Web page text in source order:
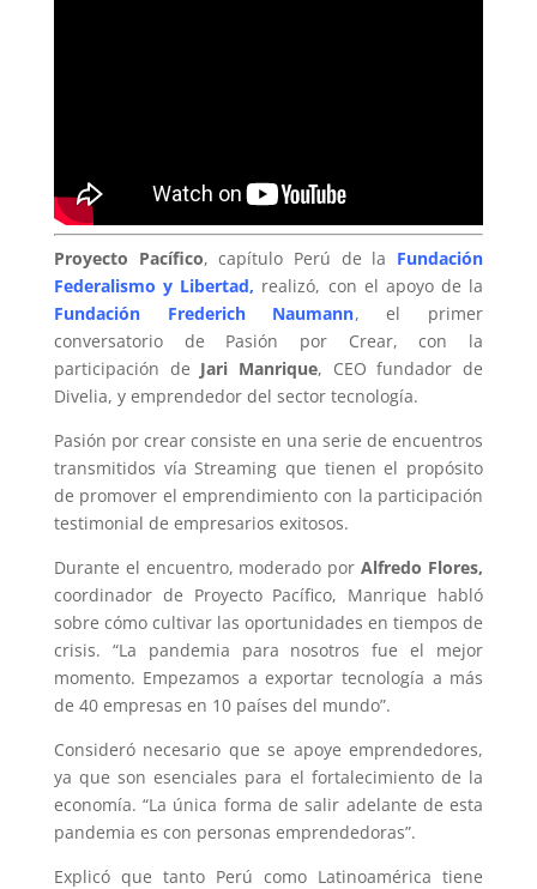
Proyecto Pacífico, capítulo Perú de la Fundación
Federalismo y Libertad, realizó, con el apoyo de la
Fundación Frederich Naumann,
el primer
conversatorio de Pasión por Crear, con la
participación de Jari Manrique, CEO fundador de
Divelia, y emprendedor del sector tecnología.
Pasión por crear consiste en una serie de encuentros
transmitidos vía Streaming que tienen el propósito
de promover el emprendimiento con la participación
testimonial de empresarios exitosos.
Durante el encuentro, moderado porAlfredo Flores,
coordinador de Proyecto Pacífico, Manrique habló
sobre cómo cultivar las oportunidades en tiempos de
crisis. “La pandemia para nosotros fue el mejor
momento. Empezamos a exportar tecnología a más
de 40 empresas en 10 países del mundo”.
Consideró necesario que se apoye emprendedores,
ya que son esenciales para el fortalecimiento de la
economía. “La única forma de salir adelante de esta
pandemia es con personas emprendedoras”.
Explicó que tanto Perú como Latinoamérica tiene